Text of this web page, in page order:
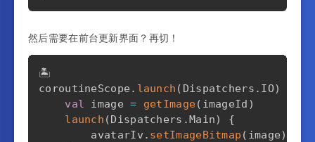
然后需要在前台更新界面？再切！
🏝️
coroutineScope . launch ( Dispatchers . IO)
val image = getImage( imageId )
launch (Dispatchers .Main)
{
        avatarIv
. setImageBitmap ( image)